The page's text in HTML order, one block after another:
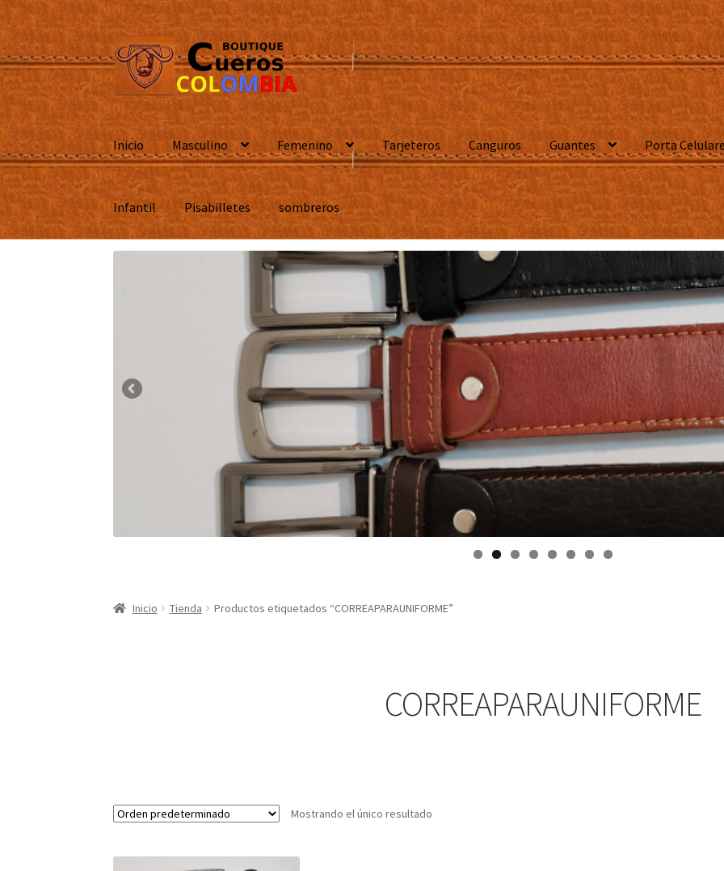
Ir
a
la
navegación
Ir
al
contenido
Inicio Masculino Femenino Tarjeteros Canguros Guantes Porta
Infantil Pisabilletes sombreros
Inicio Tienda Productos etiquetados “CORREAPARAUNIFORME”
CORREAPARAUNIFORME
Mostrando el único resultado